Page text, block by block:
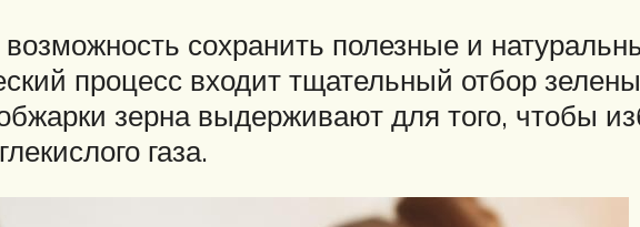
сохранить полезные и
процесс входит тщательный отбор
зерна выдерживают для того, чтобы
газа.